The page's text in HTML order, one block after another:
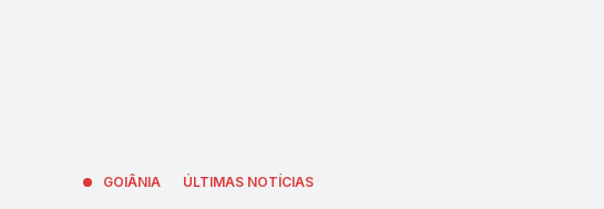
GOIÂNIA ÚLTIMAS NOTÍCIAS